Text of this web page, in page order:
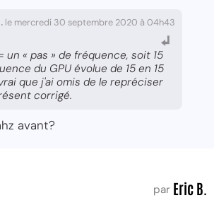
le mercredi 30 septembre 2020 à 04h43
un « pas » de fréquence, soit 15
du GPU évolue de 15 en 15
que j'ai omis de le repréciser
corrigé.
avant?
par Eric B.